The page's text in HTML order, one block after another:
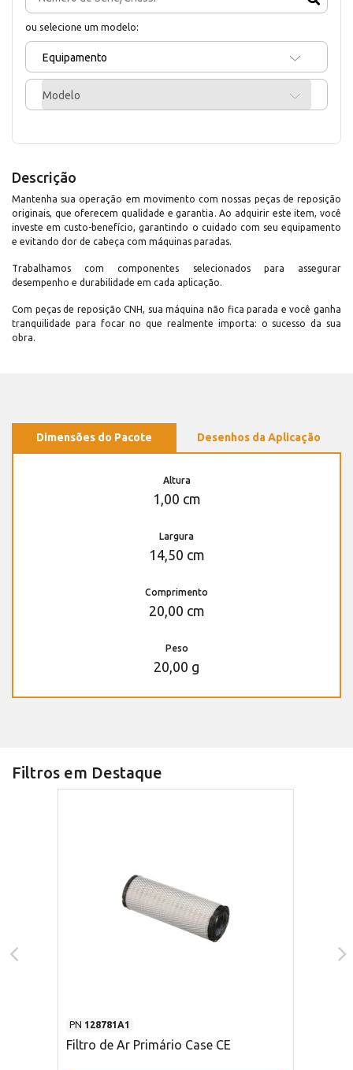
ou selecione um modelo:
Equipamento
Modelo
Descrição
Mantenha sua operação em movimento com nossas peças de reposição
originais, que oferecem qualidade e garantia. Ao adquirir este item, você
investe em custo-benefício, garantindo o cuidado com seu equipamento
e evitando dor de cabeça com máquinas paradas.
Trabalhamos com componentes selecionados para assegurar
desempenho e durabilidade em cada aplicação.
Com peças de reposição CNH, sua máquina não fica parada e você ganha
tranquilidade para focar no que realmente importa: o sucesso da sua
obra.
Dimensões do Pacote Desenhos da Aplicação
Altura
1,00 cm
Largura
14,50 cm
Comprimento
20,00 cm
Peso
20,00 g
Filtros em Destaque
PN 128781A1
Filtro de Ar Primário Case CE